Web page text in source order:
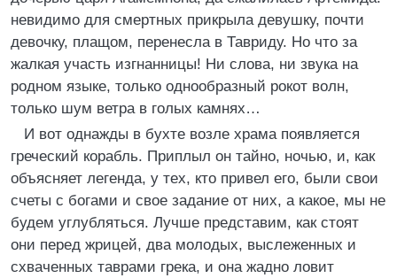
невидимо для смертных прикрыла девушку, почти
девочку, плащом, перенесла в Тавриду. Но что за
жалкая участь изгнанницы! Ни слова, ни звука на
родном языке, только однообразный рокот волн,
только шум ветра в голых камнях…
И вот однажды в бухте возле храма появляется
греческий корабль. Приплыл он тайно, ночью, и, как
объясняет легенда, у тех, кто привел его, были свои
счеты с богами и свое задание от них, а какое, мы не
будем углубляться. Лучше представим, как стоят
они перед жрицей, два молодых, выслеженных и
схваченных таврами грека, и она жадно ловит